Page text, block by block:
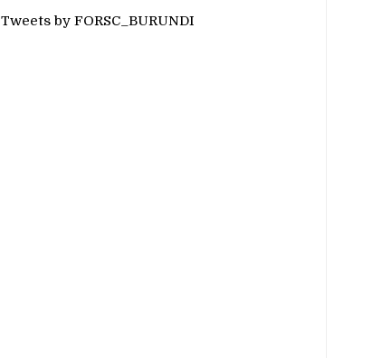
Tweets by FORSC_BURUNDI